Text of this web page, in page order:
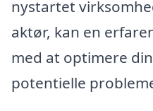
nystartet
aktør, kan en
med at optimere
potentielle